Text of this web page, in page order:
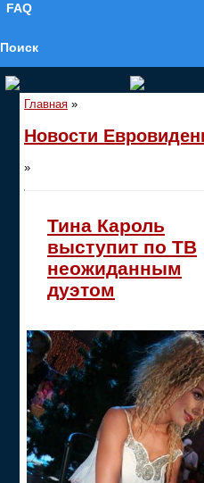
FAQ
Поиск
Главная »
Новости
»
Тина Кароль
выступит по ТВ
неожиданным
дуэтом